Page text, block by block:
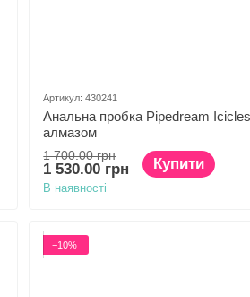
Артикул: 430241
Анальна пробка Pipedream
алмазом
1 700.00 грн
1 530.00 грн Купити
В наявності
−10%